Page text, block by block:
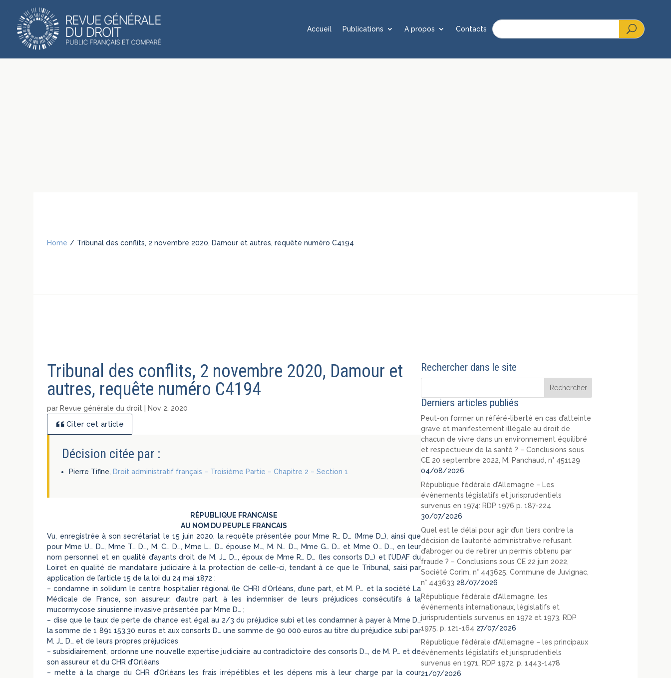
Accueil Publications A propos Contacts
Home / Tribunal des conflits, 2 novembre 2020, Damour et autres, requête numéro C4194
Tribunal des conflits, 2 novembre 2020, Damour et
autres, requête numéro C4194
par Revue générale du droit Nov 2, 2020
Citer cet article
Décision citée par :
Pierre Tifine,Droit administratif français – Troisième Partie – Chapitre 2 – Section 1
RÉPUBLIQUE FRANCAISE
AU NOM DU PEUPLE FRANCAIS
Vu, enregistrée à son secrétariat le 15 juin 2020, la requête présentée pour Mme R… D… (Mme D…), ainsi que
pour Mme U… D…, Mme T… D…, M. C… D…, Mme L… D… épouse M…, M. N… D…, Mme G… D… et Mme O… D…, en leur
nom personnel et en qualité d’ayants droit de M. J… D…, époux de Mme R… D… (les consorts D…) et l’UDAF du
Loiret en qualité de mandataire judiciaire à la protection de celle-ci, tendant à ce que le Tribunal, saisi par
application de l’article 15 de la loi du 24 mai 1872 :
– condamne in solidum le centre hospitalier régional (le CHR) d’Orléans, d’une part, et M. P… et la société La
Médicale de France, son assureur, d’autre part, à les indemniser de leurs préjudices consécutifs à la
mucormycose sinusienne invasive présentée par Mme D… ;
– dise que le taux de perte de chance est égal au 2/3 du préjudice subi et les condamner à payer à Mme D…
la somme de 1 891 153,30 euros et aux consorts D… une somme de 90 000 euros au titre du préjudice subi par
M. J… D… et de leurs propres préjudices
– subsidiairement, ordonne une nouvelle expertise judiciaire au contradictoire des consorts D…, de M. P… et de
son assureur et du CHR d’Orléans
– mette à la charge du CHR d’Orléans les frais irrépétibles et les dépens mis à leur charge par la cour
Rechercher dans le site
Derniers articles publiés
Peut-on former un référé-liberté en cas d’atteinte
grave et manifestement illégale au droit de
chacun de vivre dans un environnement équilibré
et respectueux de la santé ? – Conclusions sous
CE 20 septembre 2022, M. Panchaud, n° 451129
04/08/2026
République fédérale d’Allemagne – Les
évènements législatifs et jurisprudentiels
survenus en 1974: RDP 1976 p. 187-224
30/07/2026
Quel est le délai pour agir d’un tiers contre la
décision de l’autorité administrative refusant
d’abroger ou de retirer un permis obtenu par
fraude ? – Conclusions sous CE 22 juin 2022,
Société Corim, n° 443625, Commune de Juvignac,
n° 443633 28/07/2026
République fédérale d’Allemagne, les
événements internationaux, législatifs et
jurisprudentiels survenus en 1972 et 1973, RDP
1975, p. 121-164 27/07/2026
République fédérale d’Allemagne – les principaux
évènements législatifs et jurisprudentiels
survenus en 1971, RDP 1972, p. 1443-1478
21/07/2026